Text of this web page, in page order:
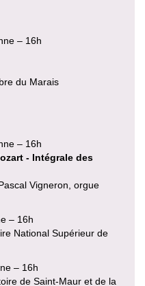
– 16h
du Marais
– 16h
- Intégrale des
Vigneron, orgue
– 16h
National Supérieur de
– 16h
de Saint-Maur et de la